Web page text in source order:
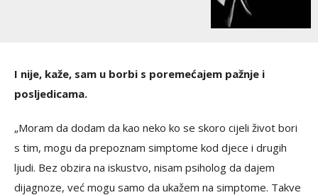
I nije, kaže, sam u borbi s poremećajem pažnje i
posljedicama.
„Moram da dodam da kao neko ko se skoro cijeli život bori
s tim, mogu da prepoznam simptome kod djece i drugih
ljudi. Bez obzira na iskustvo, nisam psiholog da dajem
dijagnoze, već mogu samo da ukažem na simptome. Takve